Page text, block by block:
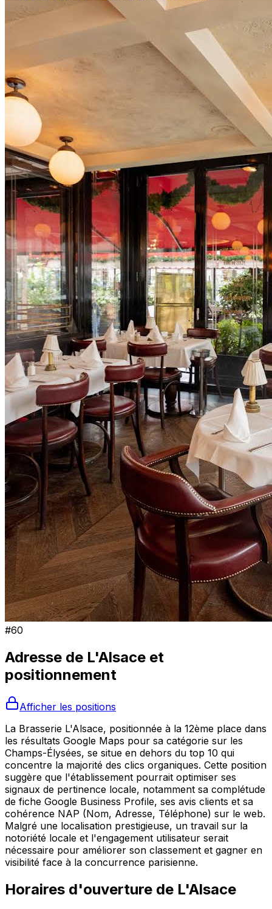
#60
Adresse de L'Alsace et
positionnement
Afficher les positions
La Brasserie L'Alsace, positionnée à la 12ème place dans
les résultats Google Maps pour sa catégorie sur les
Champs-Élysées, se situe en dehors du top 10 qui
concentre la majorité des clics organiques. Cette position
suggère que l'établissement pourrait optimiser ses
signaux de pertinence locale, notamment sa complétude
de fiche Google Business Profile, ses avis clients et sa
cohérence NAP (Nom, Adresse, Téléphone) sur le web.
Malgré une localisation prestigieuse, un travail sur la
notoriété locale et l'engagement utilisateur serait
nécessaire pour améliorer son classement et gagner en
visibilité face à la concurrence parisienne.
Horaires d'ouverture de L'Alsace